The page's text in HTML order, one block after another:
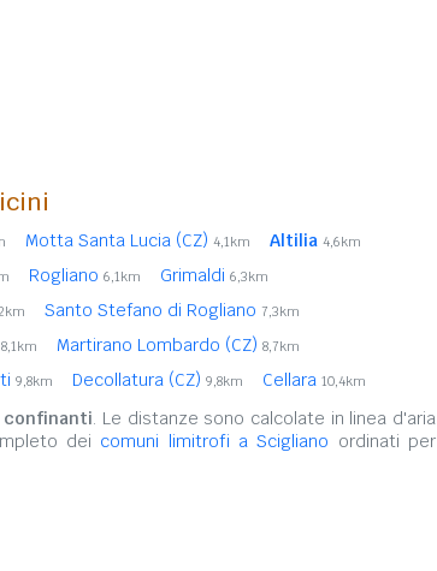
Motta Santa Lucia (CZ) 4,1km Altilia 4,6km
Rogliano 6,1km Grimaldi 6,3km
Santo Stefano di Rogliano 7,3km
8,1km Martirano Lombardo (CZ) 8,7km
9,8km Decollatura (CZ) 9,8km Cellara 10,4km
confinanti. Le distanze sono calcolate in linea d'aria
dei comuni limitrofi a Scigliano ordinati per